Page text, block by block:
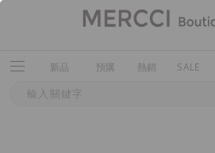
新品 預購 熱銷 SALE